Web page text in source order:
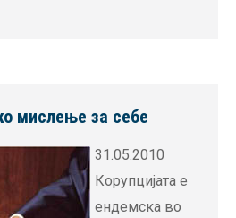
мислење за себе
31.05.2010
Корупцијата е
ендемска во